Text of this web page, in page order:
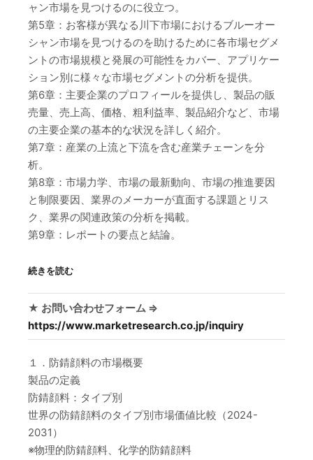
ャン市場を見つけるのに役立つ。
第5章：お客様が異なる川下市場におけるブルーオー
シャン市場を見つけるのを助けるために各市場セグメ
ントの市場規模と発展の可能性をカバー、アプリケー
ション別に様々な市場セグメントの分析を提供。
第6章：主要企業のプロフィールを提供し、製品の販
売量、売上高、価格、粗利益率、製品紹介など、市場
の主要企業の基本的な状況を詳しく紹介。
第7章：産業の上流と下流を含む産業チェーンを分
析。
第8章：市場力学、市場の最新動向、市場の推進要因
と制限要因、業界のメーカーが直面する課題とリス
ク、業界の関連政策の分析を掲載。
第9章：レポートの要点と結論。
続きを読む
★ お問い合わせフォーム ⇒
https://www.marketresearch.co.jp/inquiry
１．防錆顔料の市場概要
製品の定義
防錆顔料：タイプ別
世界の防錆顔料のタイプ別市場価値比較（2024-
2031）
※物理的防錆顔料、化学的防錆顔料